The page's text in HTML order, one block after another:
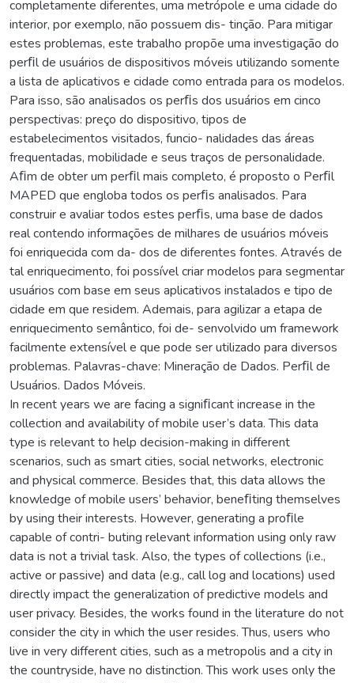
completamente diferentes, uma metrópole e uma cidade do
interior, por exemplo, não possuem dis- tinção. Para mitigar
estes problemas, este trabalho propõe uma investigação do
perﬁl de usuários de dispositivos móveis utilizando somente
a lista de aplicativos e cidade como entrada para os modelos.
Para isso, são analisados os perﬁs dos usuários em cinco
perspectivas: preço do dispositivo, tipos de
estabelecimentos visitados, funcio- nalidades das áreas
frequentadas, mobilidade e seus traços de personalidade.
Aﬁm de obter um perﬁl mais completo, é proposto o Perﬁl
MAPED que engloba todos os perﬁs analisados. Para
construir e avaliar todos estes perﬁs, uma base de dados
real contendo informações de milhares de usuários móveis
foi enriquecida com da- dos de diferentes fontes. Através de
tal enriquecimento, foi possível criar modelos para segmentar
usuários com base em seus aplicativos instalados e tipo de
cidade em que residem. Ademais, para agilizar a etapa de
enriquecimento semântico, foi de- senvolvido um framework
facilmente extensível e que pode ser utilizado para diversos
problemas. Palavras-chave: Mineração de Dados. Perﬁl de
Usuários. Dados Móveis.
In recent years we are facing a signiﬁcant increase in the
collection and availability of mobile user’s data. This data
type is relevant to help decision-making in different
scenarios, such as smart cities, social networks, electronic
and physical commerce. Besides that, this data allows the
knowledge of mobile users’ behavior, beneﬁting themselves
by using their interests. However, generating a proﬁle
capable of contri- buting relevant information using only raw
data is not a trivial task. Also, the types of collections (i.e.,
active or passive) and data (e.g., call log and locations) used
directly impact the generalization of predictive models and
user privacy. Besides, the works found in the literature do not
consider the city in which the user resides. Thus, users who
live in very different cities, such as a metropolis and a city in
the countryside, have no distinction. This work uses only the